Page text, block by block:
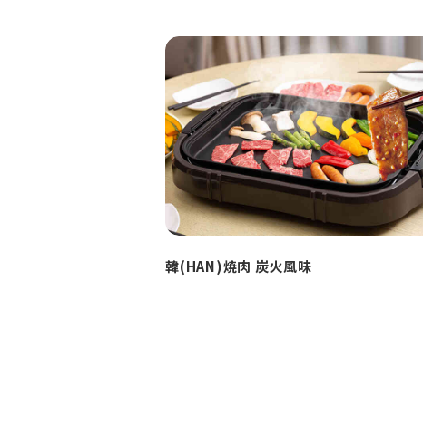
韓(HAN)焼肉 炭火風味